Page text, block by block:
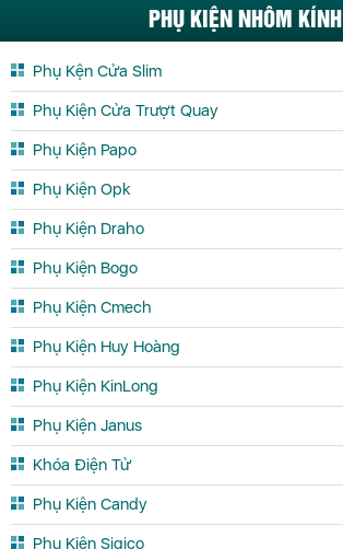
PHỤ KIỆN NHÔM KÍNH
Phụ Kện Cửa Slim
Phụ Kiện Cửa Trượt Quay
Phụ Kiện Papo
Phụ Kiện Opk
Phụ Kiện Draho
Phụ Kiện Bogo
Phụ Kiện Cmech
Phụ Kiện Huy Hoàng
Phụ Kiện KinLong
Phụ Kiện Janus
Khóa Điện Tử
Phụ Kiện Candy
Phụ Kiện Sigico